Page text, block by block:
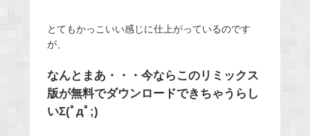
とてもかっこいい感じに仕上がっているのです
が、
なんとまあ・・・今ならこのリミックス
版が無料でダウンロードできちゃうらし
いΣ(ﾟдﾟ;)